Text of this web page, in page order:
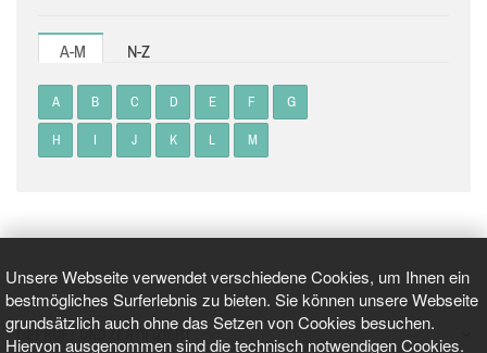
Unsere Webseite verwendet verschiedene Cookies, um Ihnen ein
bestmögliches Surferlebnis zu bieten. Sie können unsere Webseite
grundsätzlich auch ohne das Setzen von Cookies besuchen.
Hiervon ausgenommen sind die technisch notwendigen Cookies.
A-M N-Z
A B C D E F G
H I J K L M
GEPRÜFT UND ZERTIFIZIERT